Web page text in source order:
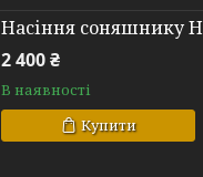
Насіння соняшнику
2 400 ₴
В наявності
Купити